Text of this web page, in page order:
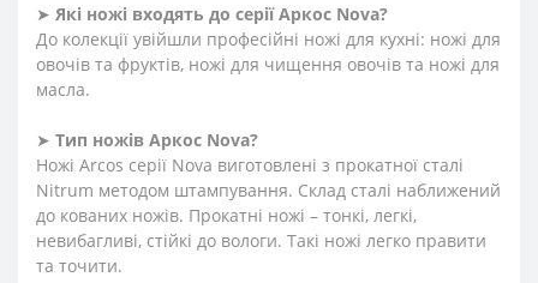
➤ Які ножі входять до серії Аркос Nova?
До колекції увійшли професійні ножі для кухні: ножі для
овочів та фруктів, ножі для чищення овочів та ножі для
масла.
➤ Тип ножів Аркос Nova?
Ножі Arcos серії Nova виготовлені з прокатної сталі
Nitrum методом штампування. Склад сталі наближений
до кованих ножів. Прокатні ножі – тонкі, легкі,
невибагливі, стійкі до вологи. Такі ножі легко правити
та точити.